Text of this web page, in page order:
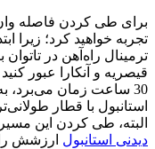
برای طی کردن فاصله وان
تجربه خواهید کرد؛ زیرا
ترمینال راه‌آهن در
قیصریه و آنکارا عبور
30 ساعت زمان می‌برد،
استانبول با قطار
البته، طی کردن این
دیدنی استانبول ارزشش